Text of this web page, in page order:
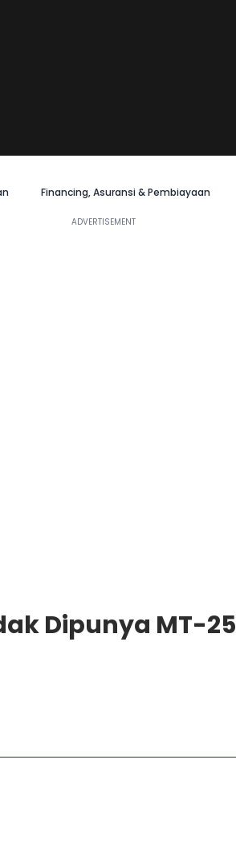
Financing, Asuransi & Pembiayaan
Dipunya MT-25